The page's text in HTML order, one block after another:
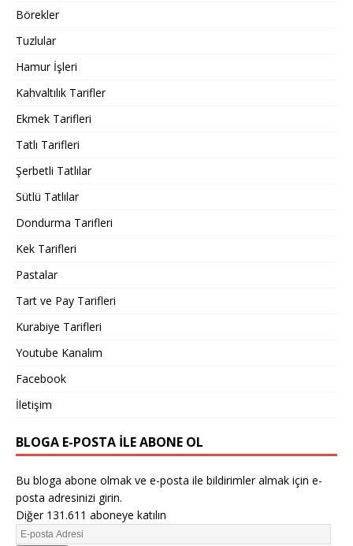
Börekler
Tuzlular
Hamur İşleri
Kahvaltılık Tarifler
Ekmek Tarifleri
Tatlı Tarifleri
Şerbetli Tatlılar
Sütlü Tatlılar
Dondurma Tarifleri
Kek Tarifleri
Pastalar
Tart ve Pay Tarifleri
Kurabiye Tarifleri
Youtube Kanalım
Facebook
İletişim
BLOGA E-POSTA ILE ABONE OL
Bu bloga abone olmak ve e-posta ile bildirimler almak için e-
posta adresinizi girin.
Diğer 131.611 aboneye katılın